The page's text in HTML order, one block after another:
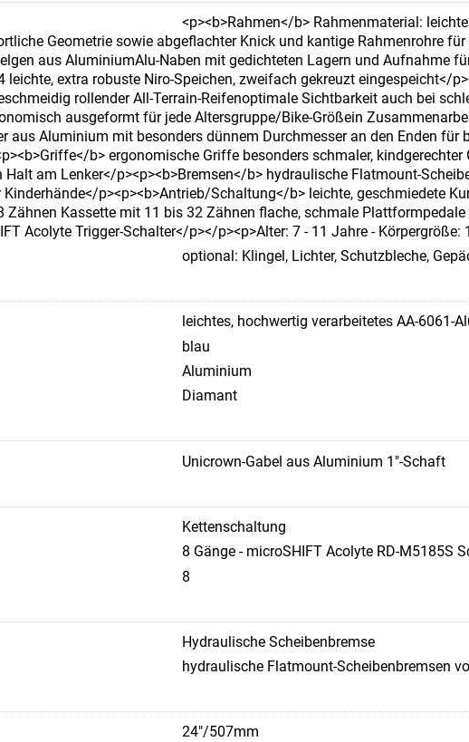
<p><b>Rahmen</b> Rahmenmaterial:
Geometrie sowie abgeflachter Knick und kantige Rahmenrohre
aus AluminiumAlu-Naben mit gedichteten Lagern und Aufnahme
extra robuste Niro-Speichen, zweifach gekreuzt eingespeicht</
rollender All-Terrain-Reifenoptimale Sichtbarkeit auch bei
ausgeformt für jede Altersgruppe/Bike-Größein
aus Aluminium mit besonders dünnem Durchmesser an den Enden
b> ergonomische Griffe besonders schmaler,
am Lenker</p><p><b>Bremsen</b> hydraulische Flatmount-
p><p><b>Antrieb/Schaltung</b> leichte, geschmiedete
Zähnen Kassette mit 11 bis 32 Zähnen flache, schmale
Acolyte Trigger-Schalter</p></p><p>Alter: 7 - 11 Jahre -
optional: Klingel, Lichter, Schutzbleche,
leichtes, hochwertig verarbeitetes AA-6061-
blau
Aluminium
Diamant
Unicrown-Gabel aus Aluminium 1"-Schaft
Kettenschaltung
8 Gänge - microSHIFT Acolyte RD-M5185S
8
Hydraulische Scheibenbremse
hydraulische Flatmount-Scheibenbremsen
24"/507mm